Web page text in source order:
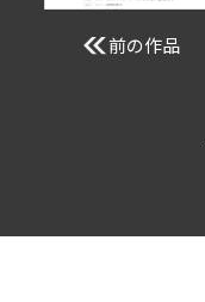
前の作品